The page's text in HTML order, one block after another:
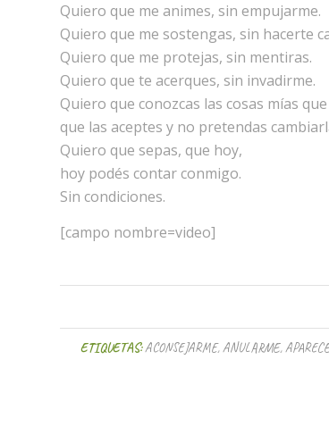
Quiero que me animes, sin empujarme.
Quiero que me sostengas, sin hacerte
Quiero que me protejas, sin mentiras.
Quiero que te acerques, sin invadirme.
Quiero que conozcas las cosas mías
que las aceptes y no pretendas
Quiero que sepas, que hoy,
hoy podés contar conmigo.
Sin condiciones.
[campo nombre=video]
ETIQUETAS: ACONSEJARME, ANULARME,